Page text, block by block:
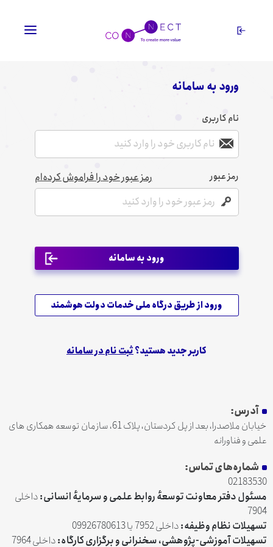
ورود به سامانه
نام کاربری
رمز عبور رمز عبور خود را فراموش کرده‌ام
ورود به سامانه
ورود از طریق درگاه ملی خدمات دولت هوشمند
کاربر جدید هستید؟ثبت نام در سامانه
آدرس:
خیابان ملاصدرا، بعد از پل کردستان، پلاک 61، سازمان توسعه همکاری های
علمی و فناورانه
شماره‌های تماس:
02183530
مسئول دفتر معاونت توسعهٔ روابط علمی و سرمایهٔ انسانی:داخلی
7904
تسهیلات نظام وظیفه:داخلی 7952 یا 09926780613
تسهیلات آموزشی-پژوهشی، سخنرانی و برگزاری کارگاه:
داخلی 7964